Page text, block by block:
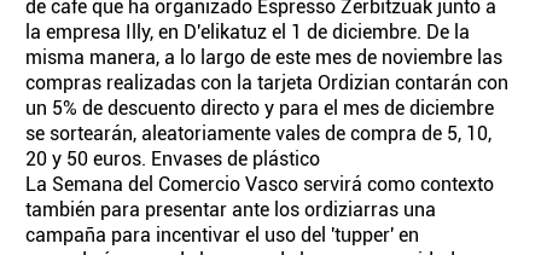
de café que ha organizado Espresso Zerbitzuak junto a
la empresa Illy, en D'elikatuz el 1 de diciembre. De la
misma manera, a lo largo de este mes de noviembre las
compras realizadas con la tarjeta Ordizian contarán con
un 5% de descuento directo y para el mes de diciembre
se sortearán, aleatoriamente vales de compra de 5, 10,
20 y 50 euros. Envases de plástico
La Semana del Comercio Vasco servirá como contexto
también para presentar ante los ordiziarras una
campaña para incentivar el uso del 'tupper' en